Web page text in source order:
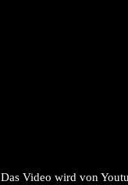
Das Video wird von